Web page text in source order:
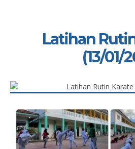
Latihan
(13/01/